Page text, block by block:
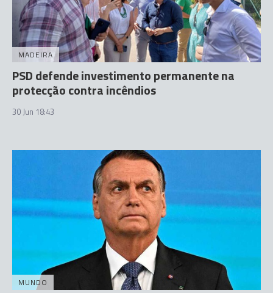
MADEIRA
PSD defende investimento permanente na
protecção contra incêndios
30 Jun 18:43
MUNDO